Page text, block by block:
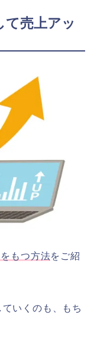
て売上アッ
もつ方法をご紹
いくのも、もち